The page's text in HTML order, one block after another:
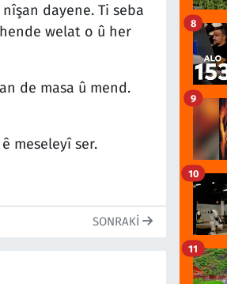
dayene. Ti seba
welat o û her
de masa û mend.
meseleyî ser.
SONRAKI
8
9
10
11